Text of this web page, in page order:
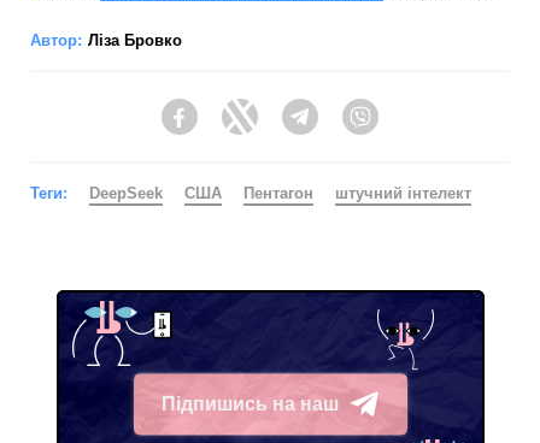
Автор: Ліза Бровко
FacebookTwitter Telegram
Теги: DeepSeek США Пентагон штучний інтелект
Підпишись на наш
Telegram